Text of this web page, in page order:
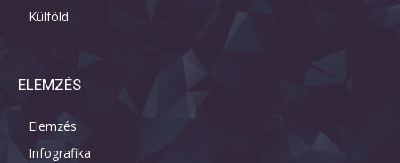
Külföld
ELEMZÉS
Elemzés
Infografika